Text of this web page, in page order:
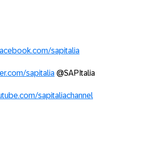
sapitalia
sapitalia @SAPItalia
sapitaliachannel